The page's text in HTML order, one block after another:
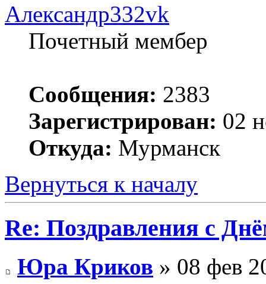
Александр332vk
Почетный мембер
Сообщения: 2383
Зарегистрирован: 02
Откуда: Мурманск
Вернуться к началу
Re: Поздравления с
Юра Криков » 08 фев